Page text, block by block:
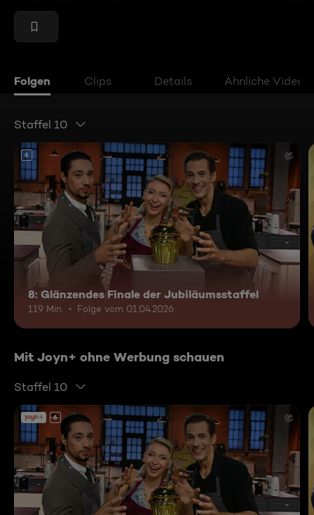
Folgen Clips Details Ähnliche Videos
Staffel 10
6
8: Glänzendes Finale der Jubiläumsstaffel
119 Min. Folge vom 01.04.2026
Mit Joyn+ ohne Werbung schauen
Staffel 10
6